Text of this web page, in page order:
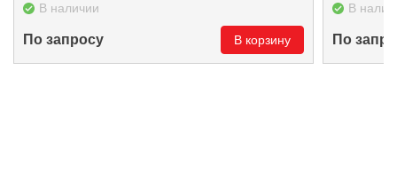
В наличии
По запросу В корзину
В
По